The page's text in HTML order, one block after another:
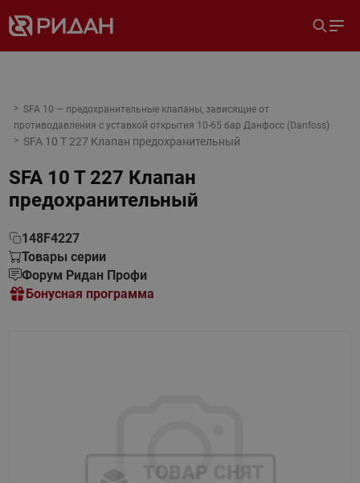
SFA 10 — предохранительные клапаны, зависящие от
противодавления с уставкой открытия 10-65 бар Данфосс (Danfoss)
SFA 10 T 227 Клапан предохранительный
SFA 10 T 227 Клапан
предохранительный
148F4227
Товары серии
Форум Ридан Профи
Бонусная программа